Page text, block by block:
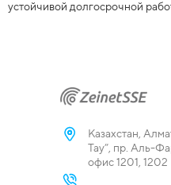
устойчивой долгосрочной
Казахстан,
Тау”, пр. Аль-
офис 1201, 1202